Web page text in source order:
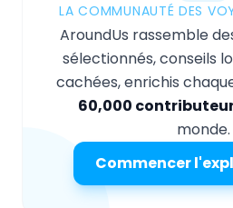
LA COMMUNAUTÉ DES
AroundUs rassemble
sélectionnés, conseils
cachées, enrichis
60,000
monde.
Commencer